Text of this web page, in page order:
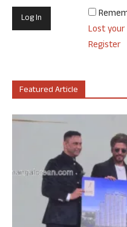
Lost
Register
Featured Article